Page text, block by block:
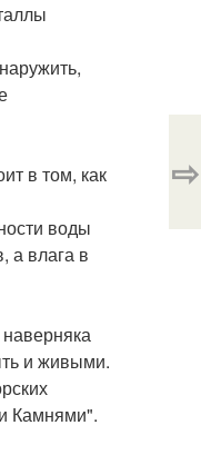
в том, как
воды
а влага в
и живыми.
Камнями".
⇨